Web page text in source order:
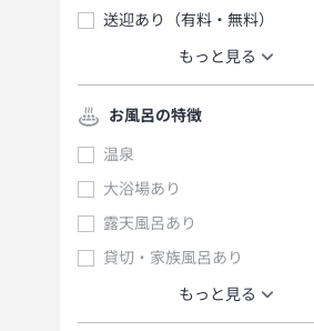
送迎あり（有料・無料）
もっと見る
お風呂の特徴
温泉
大浴場あり
露天風呂あり
貸切・家族風呂あり
もっと見る